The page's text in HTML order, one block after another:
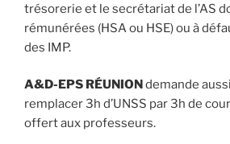
trésorerie et le secrétariat de l’AS
rémunérées (HSA ou HSE) ou à
des IMP.
A&D-EPS RÉUNION demande
remplacer 3h d’UNSS par 3h de
offert aux professeurs.